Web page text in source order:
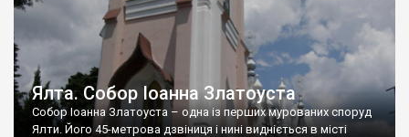
Ялта. Собор Іоанна Златоуста
Собор Іоанна Златоуста – одна із перших мурованих споруд
Ялти. Його 45-метрова дзвіниця і нині видніється в місті